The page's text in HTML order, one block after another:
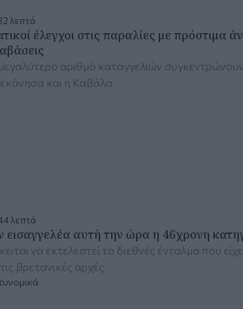
λεπτά
έλεγχοι στις παραλίες με
αριθμό καταγγελιών
και η Καβάλα
λεπτά
εισαγγελέα αυτή την ώρα η 46χρονη
να εκτελεστεί το διεθνές ένταλμα που
βρετανικές αρχές